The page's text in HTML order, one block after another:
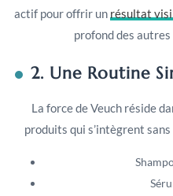
actif pour offrir un résultat
profond des
2. Une Routine
La force de Veuch réside
produits qui s’intègrent